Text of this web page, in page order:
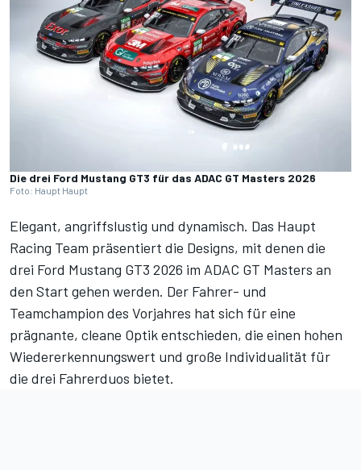
Die drei Ford Mustang GT3 für das ADAC GT Masters 2026
Foto: Haupt Haupt
Elegant, angriffslustig und dynamisch. Das Haupt
Racing Team präsentiert die Designs, mit denen die
drei Ford Mustang GT3 2026 im ADAC GT Masters an
den Start gehen werden. Der Fahrer- und
Teamchampion des Vorjahres hat sich für eine
prägnante, cleane Optik entschieden, die einen hohen
Wiedererkennungswert und große Individualität für
die drei Fahrerduos bietet.